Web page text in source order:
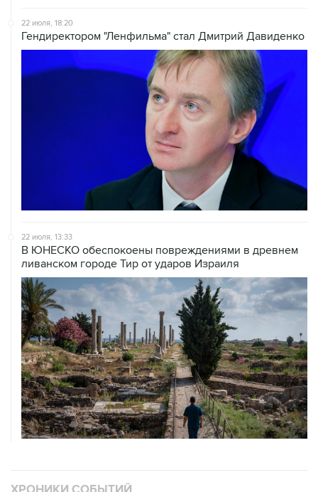
22 июля, 18:20
Гендиректором "Ленфильма" стал Дмитрий Давиденко
22 июля, 13:33
В ЮНЕСКО обеспокоены повреждениями в древнем
ливанском городе Тир от ударов Израиля